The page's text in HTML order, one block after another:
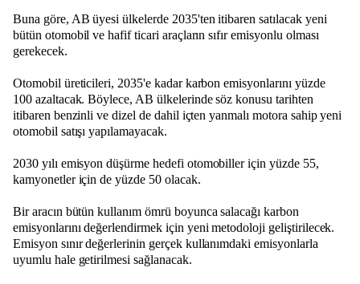
Buna göre, AB üyesi ülkelerde 2035'ten itibaren satılacak yeni
bütün otomobil ve hafif ticari araçların sıfır emisyonlu olması
gerekecek.
Otomobil üreticileri, 2035'e kadar karbon emisyonlarını yüzde
100 azaltacak. Böylece, AB ülkelerinde söz konusu tarihten
itibaren benzinli ve dizel de dahil içten yanmalı motora sahip yeni
otomobil satışı yapılamayacak.
2030 yılı emisyon düşürme hedefi otomobiller için yüzde 55,
kamyonetler için de yüzde 50 olacak.
Bir aracın bütün kullanım ömrü boyunca salacağı karbon
emisyonlarını değerlendirmek için yeni metodoloji geliştirilecek.
Emisyon sınır değerlerinin gerçek kullanımdaki emisyonlarla
uyumlu hale getirilmesi sağlanacak.